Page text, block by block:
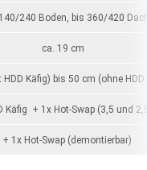
240 Boden, bis 360/420
ca. 19 cm
Käfig) bis 50 cm (ohne HDD
Käfig + 1x Hot-Swap (3,5 und
+ 1x Hot-Swap (demontierbar)